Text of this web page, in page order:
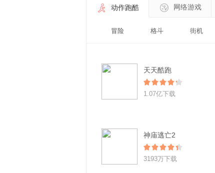
动作跑酷 网络游戏
冒险 格斗 街机
天天酷跑
1.07亿下载
神庙逃亡2
3193万下载